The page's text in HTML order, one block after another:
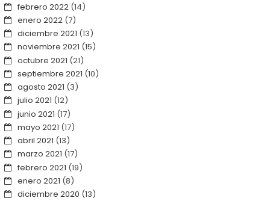
febrero 2022(14)
enero 2022(7)
diciembre 2021 (13)
noviembre 2021 (15)
octubre 2021 (21)
septiembre 2021 (10)
agosto 2021 (3)
julio 2021 (12)
junio 2021 (17)
mayo 2021 (17)
abril 2021 (13)
marzo 2021 (17)
febrero 2021 (19)
enero 2021 (8)
diciembre 2020 (13)